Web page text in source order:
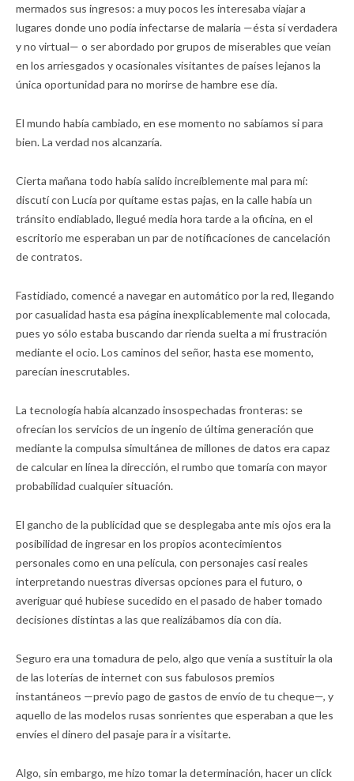
mermados sus ingresos: a muy pocos les interesaba viajar a
lugares donde uno podía infectarse de malaria —ésta sí verdadera
y no virtual— o ser abordado por grupos de miserables que veían
en los arriesgados y ocasionales visitantes de países lejanos la
única oportunidad para no morirse de hambre ese día.
El mundo había cambiado, en ese momento no sabíamos si para
bien. La verdad nos alcanzaría.
Cierta mañana todo había salido increíblemente mal para mí:
discutí con Lucía por quítame estas pajas, en la calle había un
tránsito endiablado, llegué media hora tarde a la oficina, en el
escritorio me esperaban un par de notificaciones de cancelación
de contratos.
Fastidiado, comencé a navegar en automático por la red, llegando
por casualidad hasta esa página inexplicablemente mal colocada,
pues yo sólo estaba buscando dar rienda suelta a mi frustración
mediante el ocio. Los caminos del señor, hasta ese momento,
parecían inescrutables.
La tecnología había alcanzado insospechadas fronteras: se
ofrecían los servicios de un ingenio de última generación que
mediante la compulsa simultánea de millones de datos era capaz
de calcular en línea la dirección, el rumbo que tomaría con mayor
probabilidad cualquier situación.
El gancho de la publicidad que se desplegaba ante mis ojos era la
posibilidad de ingresar en los propios acontecimientos
personales como en una película, con personajes casi reales
interpretando nuestras diversas opciones para el futuro, o
averiguar qué hubiese sucedido en el pasado de haber tomado
decisiones distintas a las que realizábamos día con día.
Seguro era una tomadura de pelo, algo que venía a sustituir la ola
de las loterías de internet con sus fabulosos premios
instantáneos —previo pago de gastos de envío de tu cheque—, y
aquello de las modelos rusas sonrientes que esperaban a que les
envíes el dinero del pasaje para ir a visitarte.
Algo, sin embargo, me hizo tomar la determinación, hacer un click